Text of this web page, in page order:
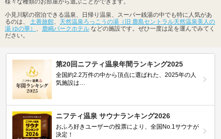
様々な種類のお部屋から選ぶことができます。
小見川駅の宿泊できる温泉、日帰り温泉、スーパー銭湯の中でも特に人気があ
るのは、 土善旅館、 天然温泉ろっこうの湯（旧 鹿島セントラル天然温泉美人の
湯 ゆの華） 、 鹿嶋パークホテル などの施設です。ぜひ一度は足を運んでみてく
ださい。
第20回ニフティ温泉年間ランキング2025
全国約2.2万件の中から頂点に選ばれた、2025年の人
気施設は…
ニフティ温泉 サウナランキング2026
おふろ好きユーザーの投票により、全国No.1サウナが
決定！